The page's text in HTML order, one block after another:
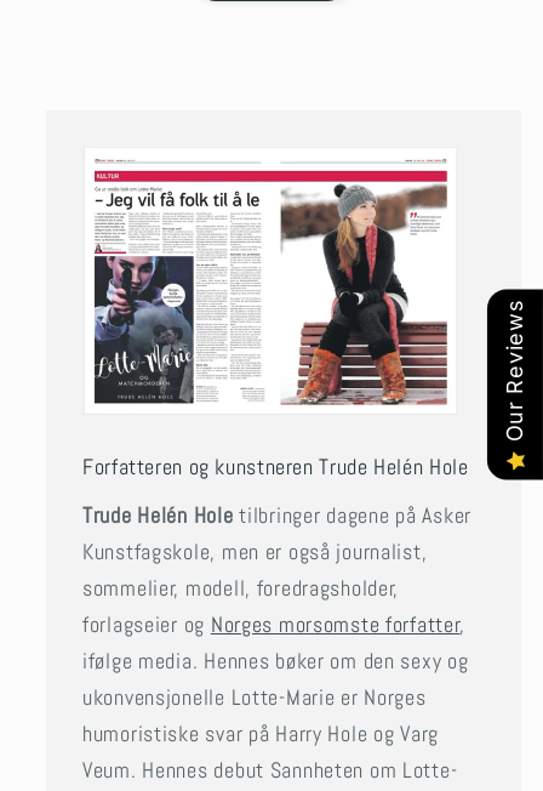
Forfatteren og kunstneren Trude Helén Hole
Trude Helén Hole tilbringer dagene på Asker
Kunstfagskole, men er også journalist,
sommelier, modell, foredragsholder,
forlagseier og Norges morsomste forfatter,
ifølge media. Hennes bøker om den sexy og
ukonvensjonelle Lotte-Marie er Norges
humoristiske svar på Harry Hole og Varg
Veum. Hennes debut Sannheten om Lotte-
Our Reviews